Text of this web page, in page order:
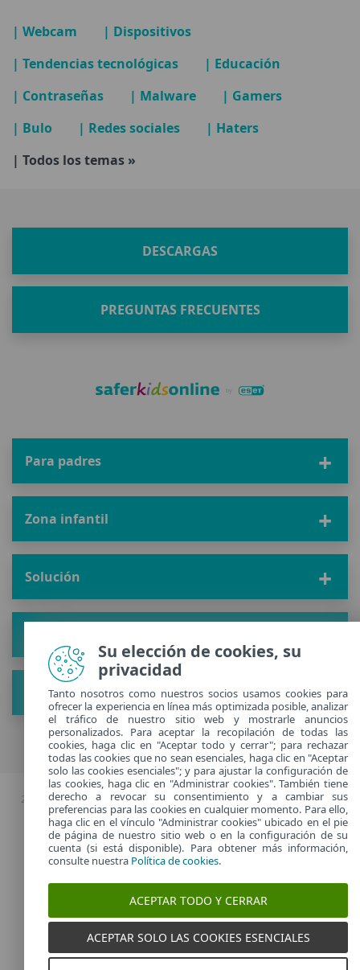
| Webcam
| Dispositivos
| Tendencias tecnológicas
| Educación
| Contraseñas
| Malware
| Gamers
| Bulo
| Redes sociales
| Haters
| Todos los temas »
DESCARGAS
PREGUNTAS FRECUENTES
Para padres
Zona infantil
Solución
Ver nuevos consejos
2026 Copyright © ESET, Todos los derechos reservados. |Política de
privacidad |
Administrar cookies
Spain
Su elección de cookies, su
privacidad
Tanto nosotros como nuestros socios usamos cookies para
ofrecer la experiencia en línea más optimizada posible, analizar
el tráfico de nuestro sitio web y mostrarle anuncios
personalizados. Para aceptar la recopilación de todas las
cookies, haga clic en "Aceptar todo y cerrar"; para rechazar
todas las cookies que no sean esenciales, haga clic en "Aceptar
solo las cookies esenciales"; y para ajustar la configuración de
las cookies, haga clic en "Administrar cookies". También tiene
derecho a revocar su consentimiento y a cambiar sus
preferencias para las cookies en cualquier momento. Para ello,
haga clic en el vínculo "Administrar cookies" ubicado en el pie
de página de nuestro sitio web o en la configuración de su
cuenta (si está disponible). Para obtener más información,
consulte nuestra Política de cookies.
ACEPTAR TODO Y CERRAR
ACEPTAR SOLO LAS COOKIES ESENCIALES